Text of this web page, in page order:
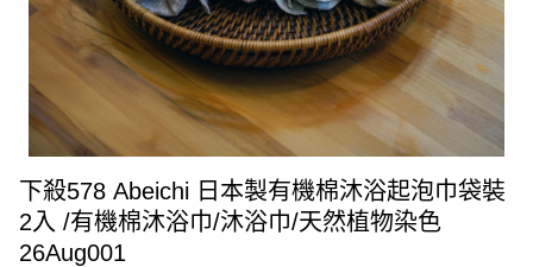
下殺578 Abeichi 日本製有機棉沐浴起泡巾袋裝
2入 /有機棉沐浴巾/沐浴巾/天然植物染色
26Aug001